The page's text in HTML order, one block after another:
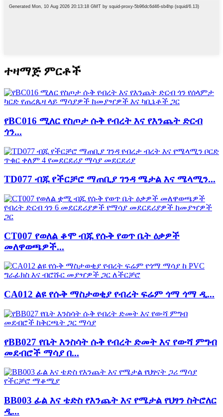
ተዛማጅ ምርቶች
የBC016 ሚለር የስጦታ ሱቅ የብረት እና የእንጨት ድርብ
ጎን...
TD077 ብጁ የችርቻሮ ማጠቢያ ገንዳ ሜታል እና ሜላሚን...
CT007 የወለል ቆሞ ብጁ የሱቅ የወጥ ቤት ዕቃዎች
መለዋወጫዎች...
CA012 ልዩ የሱቅ ማስታወቂያ የብረት ፍሬም ጎማ ጎማ ዲ...
የBB027 የቤት እንስሳት ሱቅ የብረት ድመት እና የውሻ ምግብ
መደብሮች ማሳያ በ...
BB003 ፊል እና ቴድስ የእንጨት እና የሜታል የህፃን ስትሮለር
ዲ...